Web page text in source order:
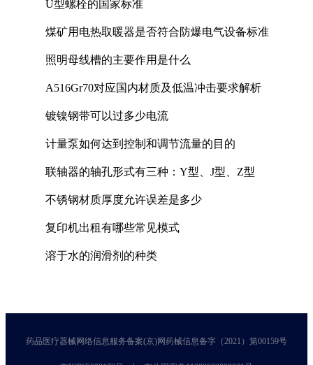
U型螺栓的国家标准
煤矿用电热取暖器是否符合防爆电气设备标准
照明母线槽的主要作用是什么
A516Gr70对应国内材质及低温冲击要求解析
镀镍钢带可以过多少电流
计量泵如何达到控制和调节流量的目的
联轴器的轴孔形式有三种：Y型、J型、Z型
不锈钢材质厚度允许误差是多少
复印机出租有哪些常见模式
溶于水的润滑剂的种类
药品医疗器械网络信息服务备案(京)网药械信息备字（2021）第00159号